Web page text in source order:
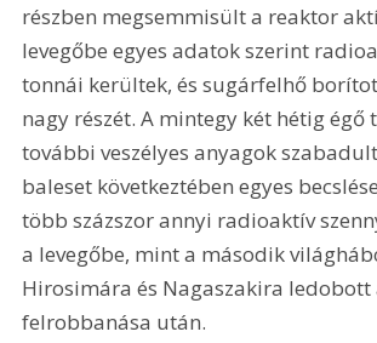
részben megsemmisült a reaktor
levegőbe egyes adatok szerint
tonnái kerültek, és sugárfelhő
nagy részét. A mintegy két hétig égő
további veszélyes anyagok
baleset következtében egyes
több százszor annyi radioaktív
a levegőbe, mint a második
Hirosimára és Nagaszakira
felrobbanása után.